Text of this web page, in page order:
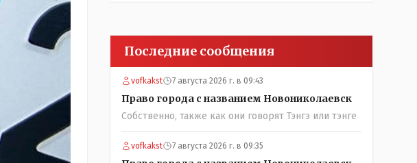
Последние сообщения
vofkakst 7 августа 2026 г. в 09:43
Право города с названием Новониколаевск
Собственно, также как они говорят Тэнгэ или тэнге
vofkakst 7 августа 2026 г. в 09:35